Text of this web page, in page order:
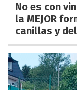
No es con
la MEJOR
canillas y